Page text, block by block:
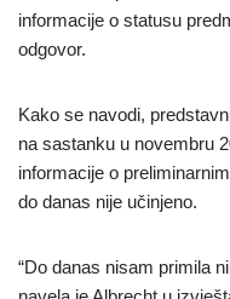
informacije o statusu
odgovor.
Kako se navodi,
na sastanku u novembru
informacije o
do danas nije učinjeno.
“Do danas nisam primila